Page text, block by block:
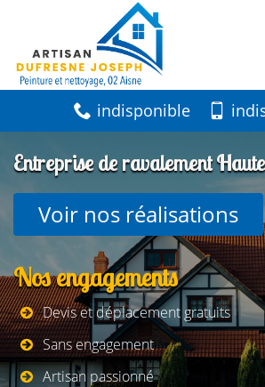
indisponible
Entreprise de ravalement
Voir nos réalisations
Nos engagements
Devis et déplacement gratuits
Sans engagement
Artisan passionné